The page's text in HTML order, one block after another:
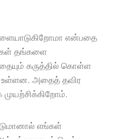
என்பதை
தங்களை
கருத்தில் கொள்ள
உள்ளன. அதைத் தவிர
எங்கள்